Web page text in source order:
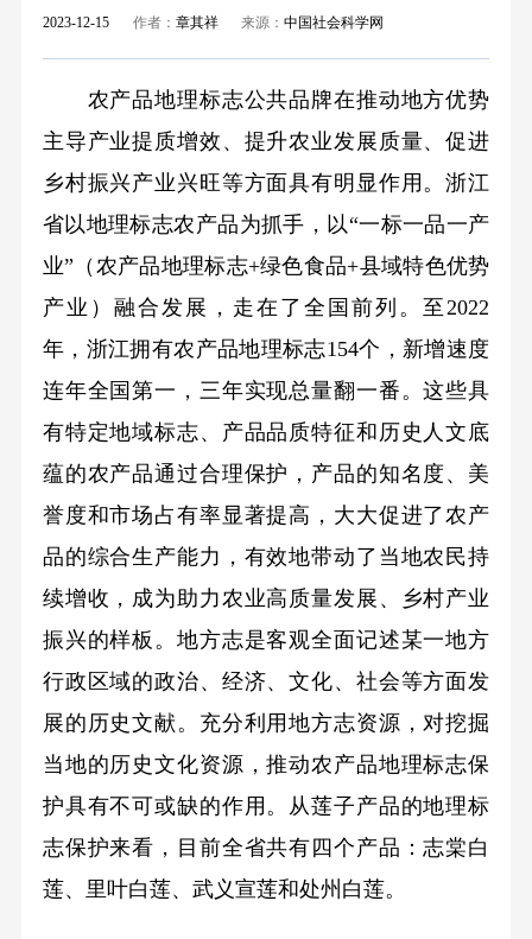
2023-12-15 作者： 章其祥 来源：中国社会科学网
农产品地理标志公共品牌在推动地方优势
主导产业提质增效、提升农业发展质量、促进
乡村振兴产业兴旺等方面具有明显作用。浙江
省以地理标志农产品为抓手，以“一标一品一产
业”（农产品地理标志+绿色食品+县域特色优势
产业）融合发展，走在了全国前列。至2022
年，浙江拥有农产品地理标志154个，新增速度
连年全国第一，三年实现总量翻一番。这些具
有特定地域标志、产品品质特征和历史人文底
蕴的农产品通过合理保护，产品的知名度、美
誉度和市场占有率显著提高，大大促进了农产
品的综合生产能力，有效地带动了当地农民持
续增收，成为助力农业高质量发展、乡村产业
振兴的样板。地方志是客观全面记述某一地方
行政区域的政治、经济、文化、社会等方面发
展的历史文献。充分利用地方志资源，对挖掘
当地的历史文化资源，推动农产品地理标志保
护具有不可或缺的作用。从莲子产品的地理标
志保护来看，目前全省共有四个产品：志棠白
莲、里叶白莲、武义宣莲和处州白莲。